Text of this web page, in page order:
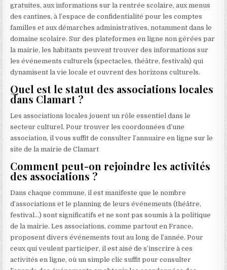
gratuites, aux informations sur la rentrée scolaire, aux menus
des cantines, à l’espace de confidentialité pour les comptes
familles et aux démarches administratives, notamment dans le
domaine scolaire. Sur des plateformes en ligne non gérées par
la mairie, les habitants peuvent trouver des informations sur
les événements culturels (spectacles, théâtre, festivals) qui
dynamisent la vie locale et ouvrent des horizons culturels.
Quel est le statut des associations locales
dans Clamart ?
Les associations locales jouent un rôle essentiel dans le
secteur culturel. Pour trouver les coordonnées d’une
association, il vous suffit de consulter l’annuaire en ligne sur le
site de la mairie de Clamart
Comment peut-on rejoindre les activités
des associations ?
Dans chaque commune, il est manifeste que le nombre
d’associations et le planning de leurs événements (théâtre,
festival…) sont significatifs et ne sont pas soumis à la politique
de la mairie. Les associations, comme partout en France,
proposent divers événements tout au long de l’année. Pour
ceux qui veulent participer, il est aisé de s’inscrire à ces
activités en ligne, où un simple clic suffit pour consulter